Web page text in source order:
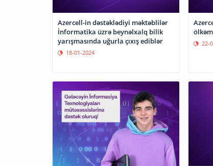
Azercell-in dəstəklədiyi məktəblilər
İnformatika üzrə beynəlxalq bilik
yarışmasında uğurla çıxış ediblər
18-01-2024
22-